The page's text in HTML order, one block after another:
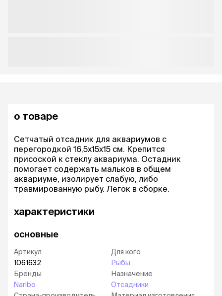
о товаре
Сетчатый отсадник для аквариумов с
перегородкой 16,5х15х15 см. Крепится
присоской к стеклу аквариума. Остадник
помогает содержать мальков в общем
аквариуме, изолирует слабую, либо
травмированную рыбу. Легок в сборке.
характеристики
основные
Артикул
1061632
Бренды
Naribo
Для кого
Рыбы
Назначение
Отсадники